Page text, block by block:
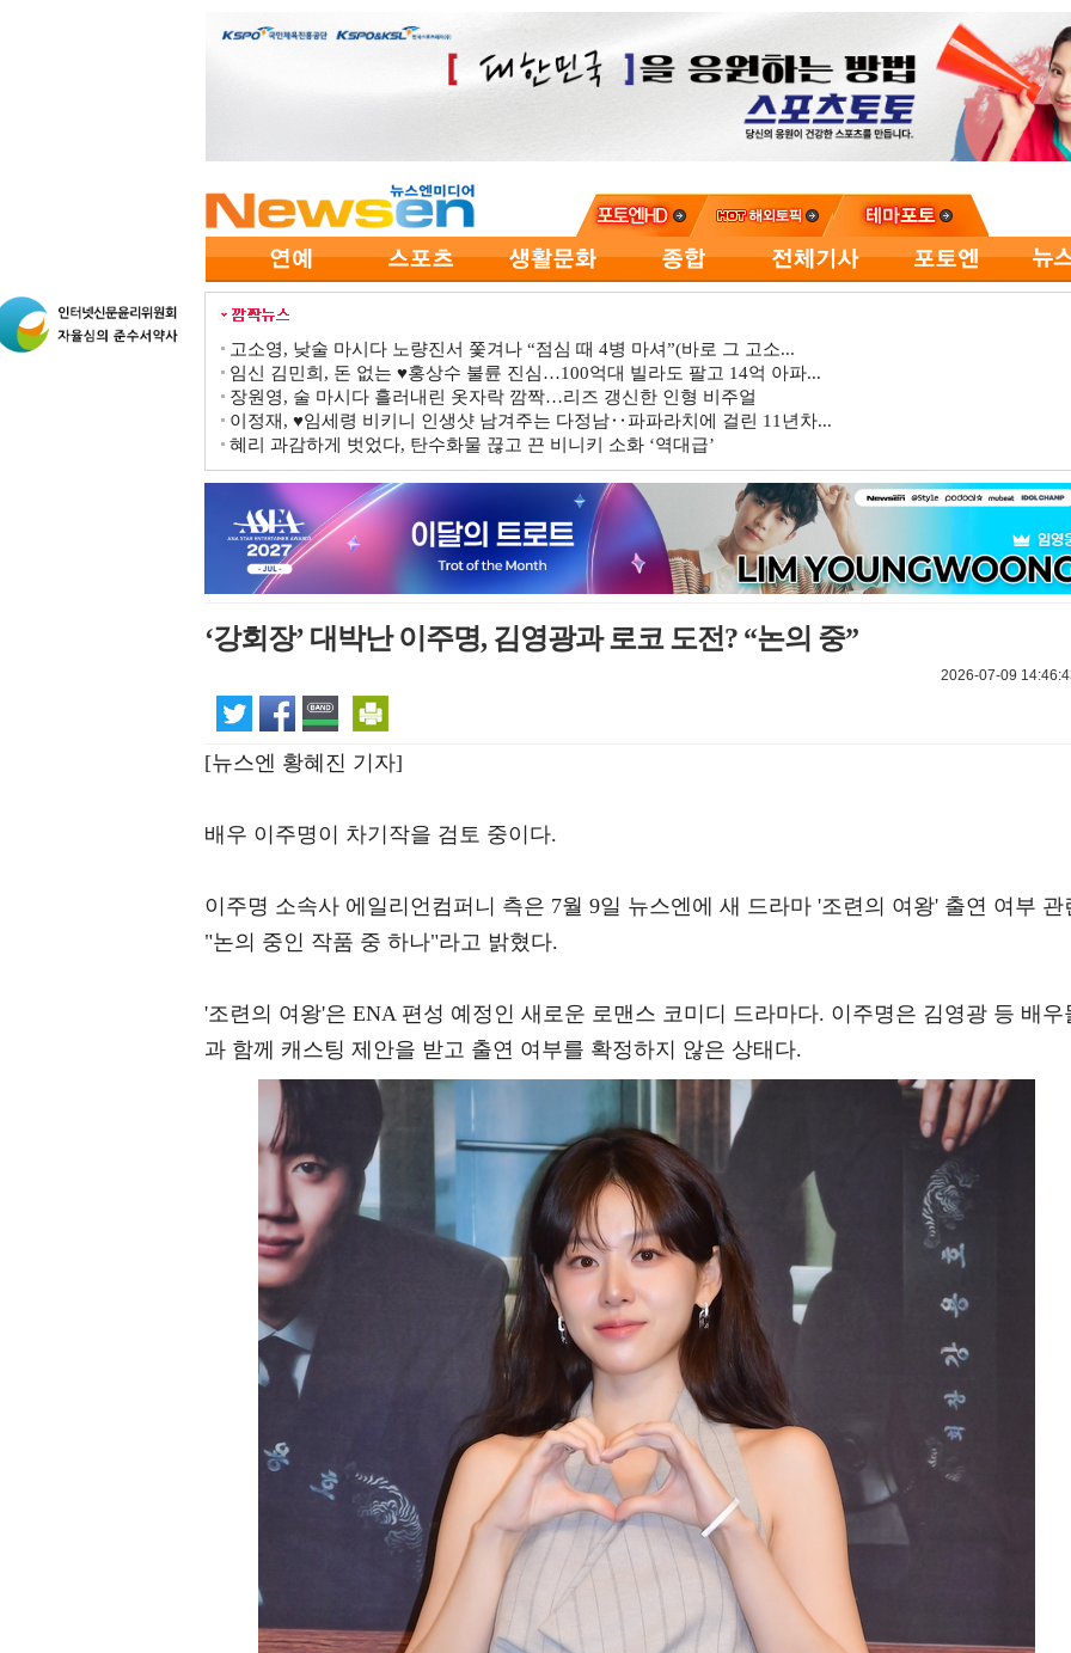
고소영, 낮술 마시다 노량진서 쫓겨나 “점심 때 4병 마셔”(바로 그 고소...
임신 김민희, 돈 없는 ♥홍상수 불륜 진심…100억대 빌라도 팔고 14억 아파...
장원영, 술 마시다 흘러내린 옷자락 깜짝…리즈 갱신한 인형 비주얼
이정재, ♥임세령 비키니 인생샷 남겨주는 다정남‥파파라치에 걸린 11년차...
혜리 과감하게 벗었다, 탄수화물 끊고 끈 비니키 소화 ‘역대급’
‘강회장’ 대박난 이주명, 김영광과 로코 도전? “논의 중”
2026-07-09
[뉴스엔 황혜진 기자]
배우 이주명이 차기작을 검토 중이다.
이주명 소속사 에일리언컴퍼니 측은 7월 9일 뉴스엔에 새 드라마 '조련의 여왕' 출연 여부 관
"논의 중인 작품 중 하나"라고 밝혔다.
'조련의 여왕'은 ENA 편성 예정인 새로운 로맨스 코미디 드라마다. 이주명은 김영광 등 배우
과 함께 캐스팅 제안을 받고 출연 여부를 확정하지 않은 상태다.